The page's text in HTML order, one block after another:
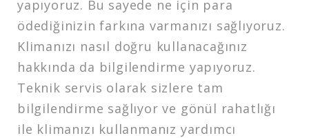
yapıyoruz. Bu sayede ne için para
ödediğinizin farkına varmanızı sağlıyoruz.
Klimanızı nasıl doğru kullanacağınız
hakkında da bilgilendirme yapıyoruz.
Teknik servis olarak sizlere tam
bilgilendirme sağlıyor ve gönül rahatlığı
ile klimanızı kullanmanız yardımcı